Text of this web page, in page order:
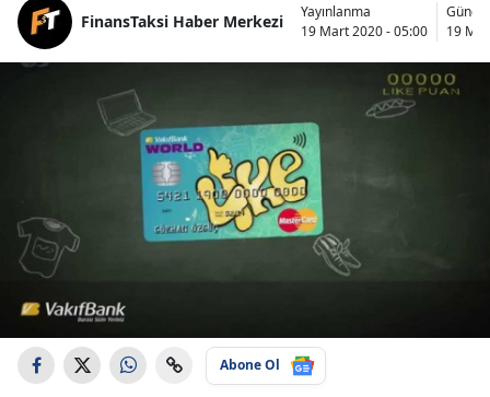
FinansTaksi Haber Merkezi
Yayınlanma
19 Mart 2020 - 05:00
19
Abone Ol